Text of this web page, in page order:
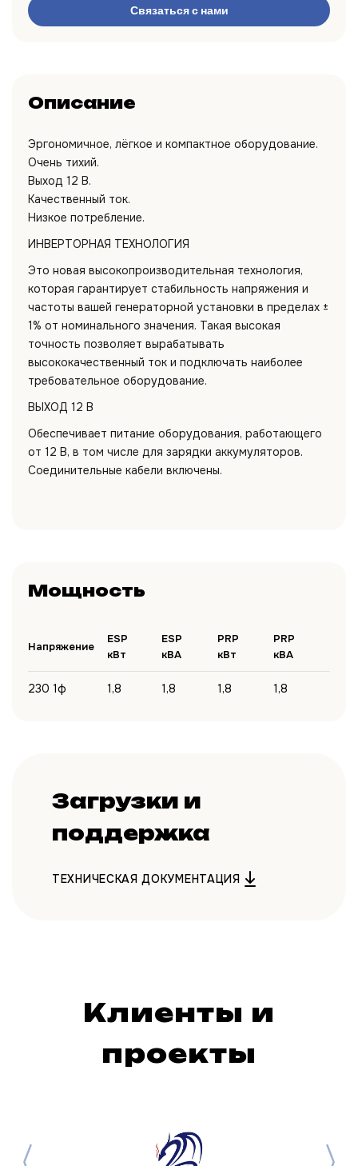
Связаться с нами
Описание
Эргономичное, лёгкое и компактное оборудование.
Очень тихий.
Выход 12 В.
Качественный ток.
Низкое потребление.
ИНВЕРТОРНАЯ ТЕХНОЛОГИЯ
Это новая высокопроизводительная технология,
которая гарантирует стабильность напряжения и
частоты вашей генераторной установки в пределах ±
1% от номинального значения. Такая высокая
точность позволяет вырабатывать
высококачественный ток и подключать наиболее
требовательное оборудование.
ВЫХОД 12 В
Обеспечивает питание оборудования, работающего
от 12 В, в том числе для зарядки аккумуляторов.
Соединительные кабели включены.
Мощность
Напряжение
ESP
кВт
ESP
кВА
PRP
кВт
PRP
кВА
230 1ф 1,8 1,8 1,8 1,8
Загрузки и
поддержка
ТЕХНИЧЕСКАЯ ДОКУМЕНТАЦИЯ
Клиенты и
проекты